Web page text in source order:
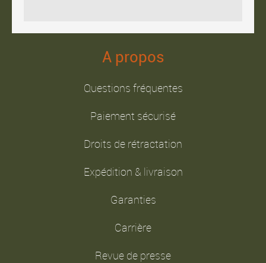
A propos
Questions fréquentes
Paiement sécurisé
Droits de rétractation
Expédition & livraison
Garanties
Carrière
Revue de presse